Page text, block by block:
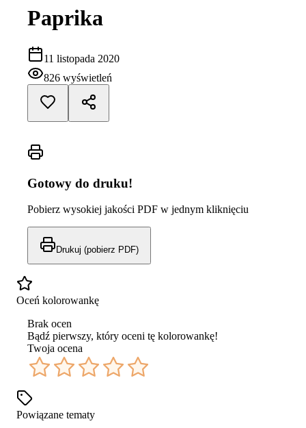
Paprika
11 listopada 2020
826 wyświetleń
Gotowy do druku!
Pobierz wysokiej jakości PDF w jednym kliknięciu
Drukuj (pobierz PDF)
Oceń kolorowankę
Brak ocen
Bądź pierwszy, który oceni tę kolorowankę!
Twoja ocena
Powiązane tematy